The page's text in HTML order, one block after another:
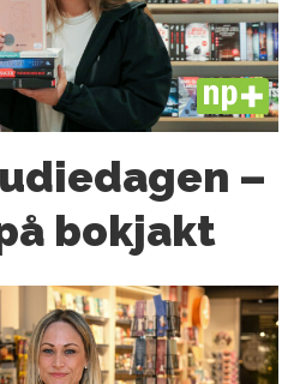
PLUS
–
bokjakt